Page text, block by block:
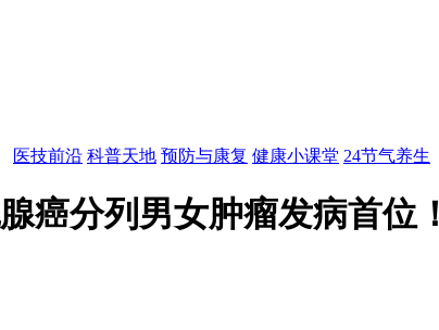
医技前沿 科普天地 预防与康复 健康小课堂 24节气养生
癌分列男女肿瘤发病首位！